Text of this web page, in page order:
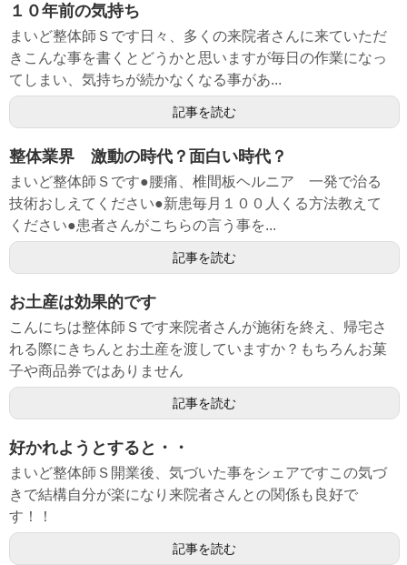
１０年前の気持ち
まいど整体師Ｓです日々、多くの来院者さんに来ていただ
きこんな事を書くとどうかと思いますが毎日の作業になっ
てしまい、気持ちが続かなくなる事があ...
記事を読む
整体業界 激動の時代？面白い時代？
まいど整体師Ｓです●腰痛、椎間板ヘルニア 一発で治る
技術おしえてください●新患毎月１００人くる方法教えて
ください●患者さんがこちらの言う事を...
記事を読む
お土産は効果的です
こんにちは整体師Ｓです来院者さんが施術を終え、帰宅さ
れる際にきちんとお土産を渡していますか？もちろんお菓
子や商品券ではありません
記事を読む
好かれようとすると・・
まいど整体師Ｓ開業後、気づいた事をシェアですこの気づ
きで結構自分が楽になり来院者さんとの関係も良好で
す！！
記事を読む